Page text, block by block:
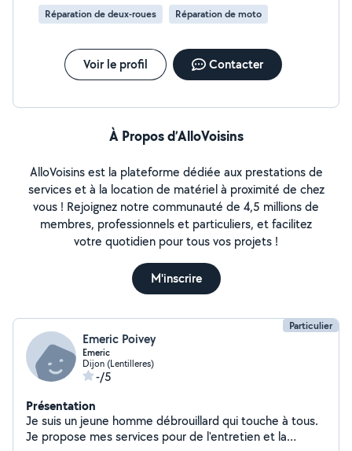
Réparation de deux-roues Réparation de moto
Voir le profil Contacter
À Propos d’AlloVoisins
AlloVoisins est la plateforme dédiée aux prestations de
services et à la location de matériel à proximité de chez
vous ! Rejoignez notre communauté de 4,5 millions de
membres, professionnels et particuliers, et facilitez
votre quotidien pour tous vos projets !
M'inscrire
Particulier
Emeric Poivey
Emeric
Dijon (Lentilleres)
-/5
Présentation
Je suis un jeune homme débrouillard qui touche à tous.
Je propose mes services pour de l'entretien et la